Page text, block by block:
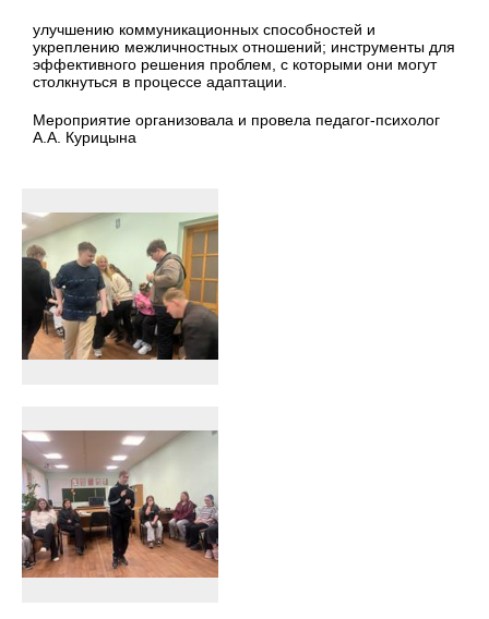
улучшению коммуникационных способностей и
укреплению межличностных отношений; инструменты для
эффективного решения проблем, с которыми они могут
столкнуться в процессе адаптации.
Мероприятие организовала и провела педагог-психолог
А.А. Курицына